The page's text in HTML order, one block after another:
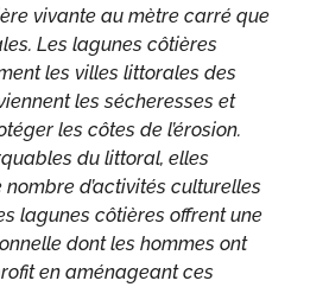
vivante au mètre carré que
Les lagunes côtières
les villes littorales des
les sécheresses et
les côtes de l’érosion.
du littoral, elles
d’activités culturelles
lagunes côtières offrent une
dont les hommes ont
en aménageant ces